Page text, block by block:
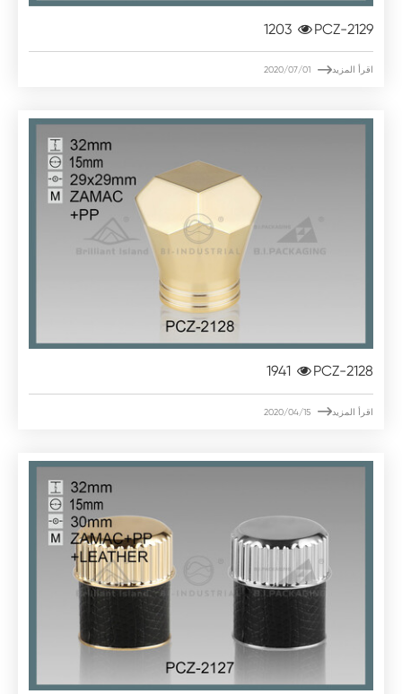
PCZ-2129
اقرأ المزيد
2020/07/01
PCZ-2128
اقرأ المزيد
2020/04/15